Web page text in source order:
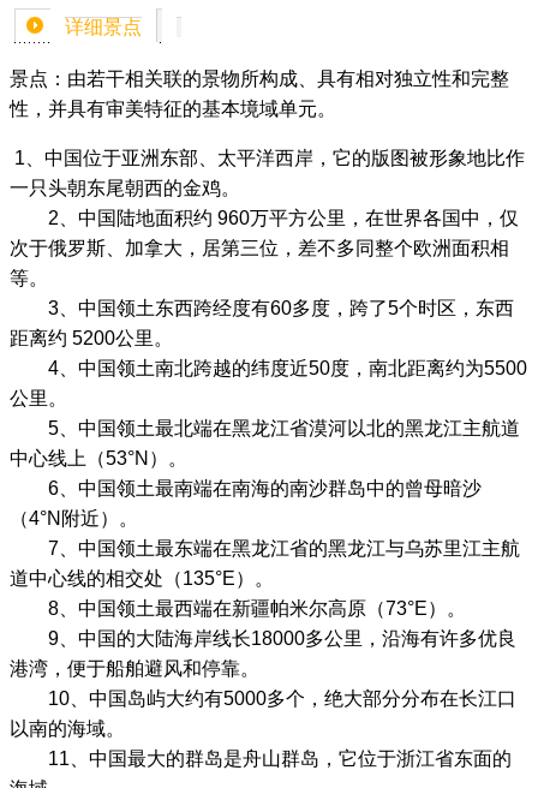
详细景点
景点：由若干相关联的景物所构成、具有相对独立性和完整
性，并具有审美特征的基本境域单元。
1、中国位于亚洲东部、太平洋西岸，它的版图被形象地比作
一只头朝东尾朝西的金鸡。
2、中国陆地面积约 960万平方公里，在世界各国中，仅
次于俄罗斯、加拿大，居第三位，差不多同整个欧洲面积相
等。
3、中国领土东西跨经度有60多度，跨了5个时区，东西
距离约 5200公里。
4、中国领土南北跨越的纬度近50度，南北距离约为5500
公里。
5、中国领土最北端在黑龙江省漠河以北的黑龙江主航道
中心线上（53°N）。
6、中国领土最南端在南海的南沙群岛中的曾母暗沙
（4°N附近）。
7、中国领土最东端在黑龙江省的黑龙江与乌苏里江主航
道中心线的相交处（135°E）。
8、中国领土最西端在新疆帕米尔高原（73°E）。
9、中国的大陆海岸线长18000多公里，沿海有许多优良
港湾，便于船舶避风和停靠。
10、中国岛屿大约有5000多个，绝大部分分布在长江口
以南的海域。
11、中国最大的群岛是舟山群岛，它位于浙江省东面的